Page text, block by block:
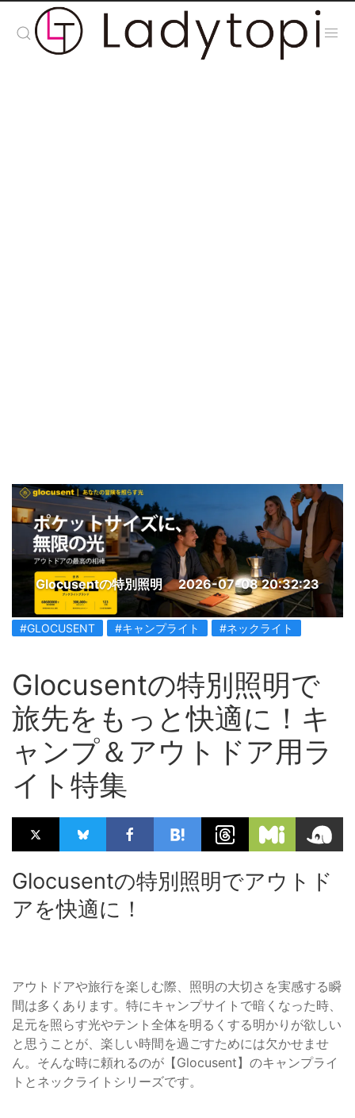
Glocusentの特別照明 2026-07-08 20:32:23
#GLOCUSENT #キャンプライト #ネックライト
Glocusentの特別照明で
旅先をもっと快適に！キ
ャンプ＆アウトドア用ラ
イト特集
Glocusentの特別照明でアウトド
アを快適に！
アウトドアや旅行を楽しむ際、照明の大切さを実感する瞬
間は多くあります。特にキャンプサイトで暗くなった時、
足元を照らす光やテント全体を明るくする明かりが欲しい
と思うことが、楽しい時間を過ごすためには欠かせませ
ん。そんな時に頼れるのが【Glocusent】のキャンプライ
トとネックライトシリーズです。